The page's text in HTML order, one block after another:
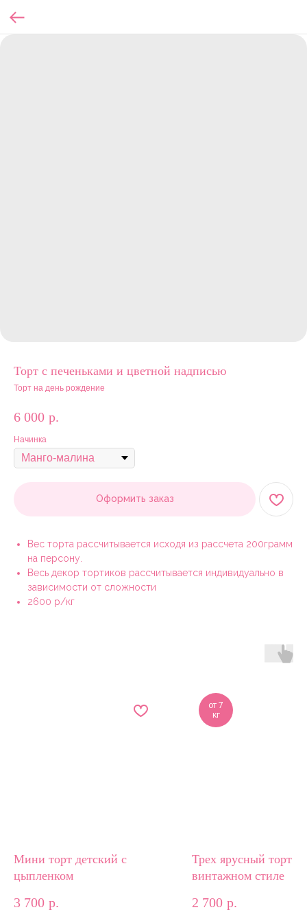
Торт с печеньками и цветной надписью
Торт на день рождение
6 000 р.
Начинка
Оформить заказ
Вес торта рассчитывается исходя из рассчета 200грамм
на персону.
Весь декор тортиков рассчитывается индивидуально в
зависимости от сложности
2600 р/кг
Мини торт детский с
цыпленком
3 700 р.
от 7
кг
Трех ярусный торт в
винтажном стиле
2 700 р.